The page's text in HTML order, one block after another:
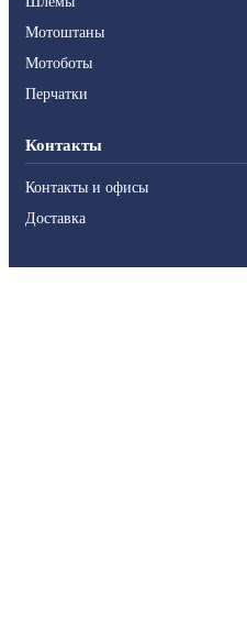
Мотоштаны
Мотоботы
Перчатки
Контакты
Контакты и офисы
Доставка